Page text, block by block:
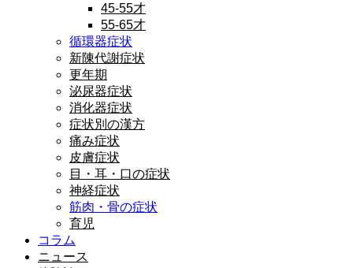
45-55才
55-65才
循環器症状
新陳代謝症状
更年期
泌尿器症状
消化器症状
症状別の漢方
痛み症状
皮膚症状
目・耳・口の症状
神経症状
筋肉・骨の症状
育児
コラム
ニュース